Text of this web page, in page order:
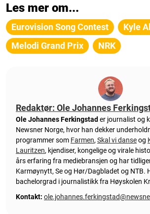
Les mer om...
Eurovision Song Contest
Kyle
Melodi Grand Prix
NRK
Redaktør: Ole Johannes
Ole Johannes Ferkingstad er journalist og
Newsner Norge, hvor han dekker
programmer som Farmen, Skal vi danseog
Lauritzen, kjendiser, kongelige og virale
års erfaring fra mediebransjen og har
Karmøynytt, Se og Hør/Dagbladet og NTB.
bachelorgrad i journalistikk fra Høyskolen
Kontakt: